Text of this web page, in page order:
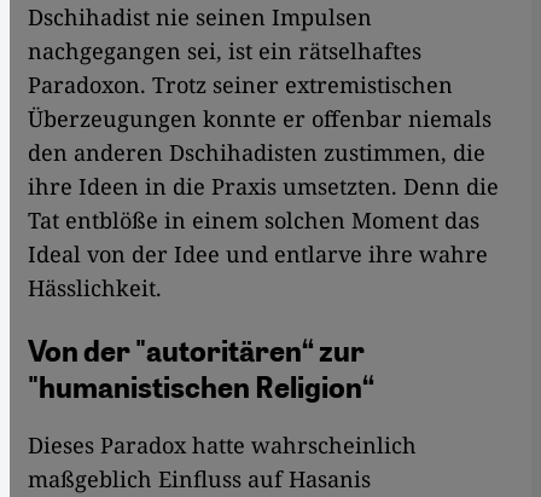
Dschihadist nie seinen Impulsen
nachgegangen sei, ist ein rätselhaftes
Paradoxon. Trotz seiner extremistischen
Überzeugungen konnte er offenbar niemals
den anderen Dschihadisten zustimmen, die
ihre Ideen in die Praxis umsetzten. Denn die
Tat entblöße in einem solchen Moment das
Ideal von der Idee und entlarve ihre wahre
Hässlichkeit.
Von der "autoritären“ zur
"humanistischen Religion“
Dieses Paradox hatte wahrscheinlich
maßgeblich Einfluss auf Hasanis